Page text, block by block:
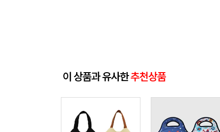
이 상품과 유사한추천상품